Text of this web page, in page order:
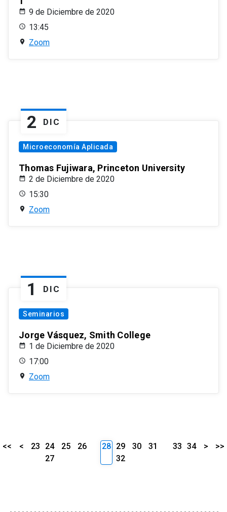
9 de Diciembre de 2020
13:45
Zoom
2 DIC
Microeconomía Aplicada
Thomas Fujiwara, Princeton University
2 de Diciembre de 2020
15:30
Zoom
1 DIC
Seminarios
Jorge Vásquez, Smith College
1 de Diciembre de 2020
17:00
Zoom
<< < 23 24 25
26
27
28 29 30
31
32
33 34 > >>